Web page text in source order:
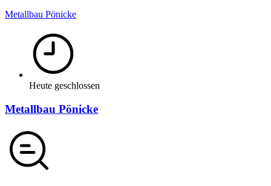
Metallbau Pönicke
Heute geschlossen
Metallbau Pönicke